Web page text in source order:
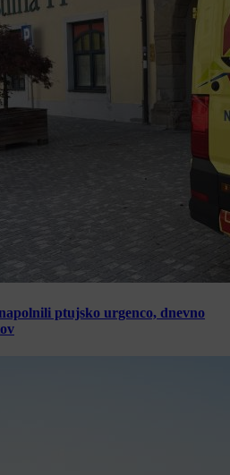
ptujsko urgenco, dnevno